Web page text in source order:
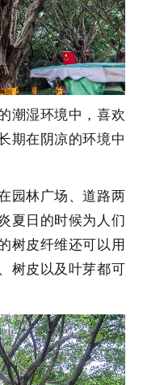
潮湿环境中，喜欢
期在阴凉的环境中
园林广场、道路两
夏日的时候为人们
树皮纤维还可以用
树皮以及叶芽都可